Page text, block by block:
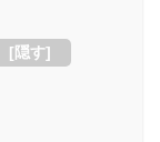
[隠す]